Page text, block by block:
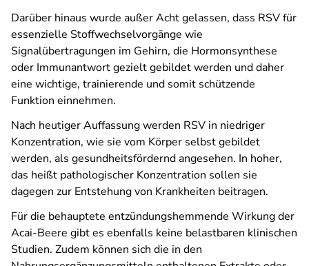
Darüber hinaus wurde außer Acht gelassen, dass RSV für
essenzielle Stoffwechselvorgänge wie
Signalübertragungen im Gehirn, die Hormonsynthese
oder Immunantwort gezielt gebildet werden und daher
eine wichtige, trainierende und somit schützende
Funktion einnehmen.
Nach heutiger Auffassung werden RSV in niedriger
Konzentration, wie sie vom Körper selbst gebildet
werden, als gesundheitsfördernd angesehen. In hoher,
das heißt pathologischer Konzentration sollen sie
dagegen zur Entstehung von Krankheiten beitragen.
Für die behauptete entzündungshemmende Wirkung der
Acai-Beere gibt es ebenfalls keine belastbaren klinischen
Studien. Zudem können sich die in den